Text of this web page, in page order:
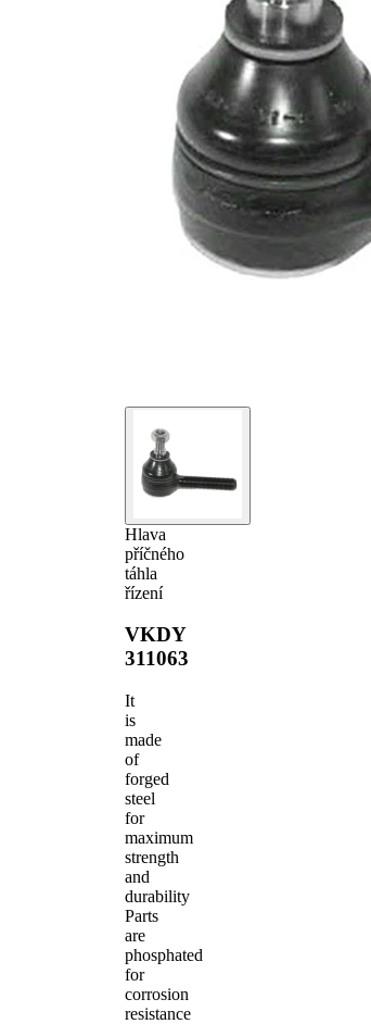
Hlava
příčného
táhla
řízení
VKDY
311063
It
is
made
of
forged
steel
for
maximum
strength
and
durability
Parts
are
phosphated
for
corrosion
resistance
VKDY
311060